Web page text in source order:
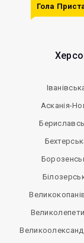
Гола
Асканія-